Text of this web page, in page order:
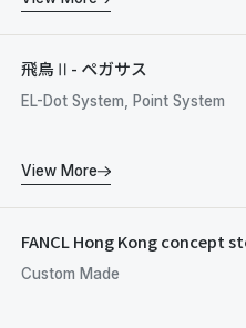
飛鳥Ⅱ- ペガサス
EL-Dot System, Point System
View More
FANCL Hong Kong concept
Custom Made